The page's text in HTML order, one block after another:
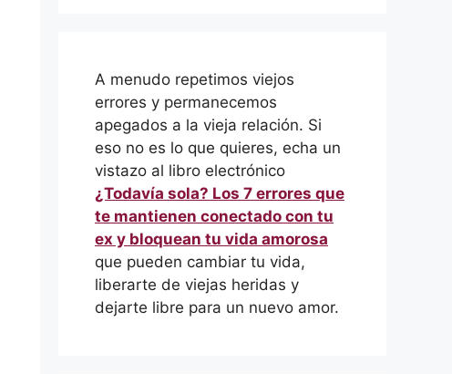
A menudo repetimos viejos
errores y permanecemos
apegados a la vieja relación. Si
eso no es lo que quieres, echa un
vistazo al libro electrónico
¿Todavía sola? Los 7 errores que
te mantienen conectado con tu
ex y bloquean tu vida amorosa
que pueden cambiar tu vida,
liberarte de viejas heridas y
dejarte libre para un nuevo amor.